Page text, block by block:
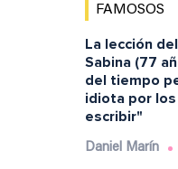
FAMOSOS
La lección
Sabina (77
del tiempo
idiota por
escribir"
Daniel Marín